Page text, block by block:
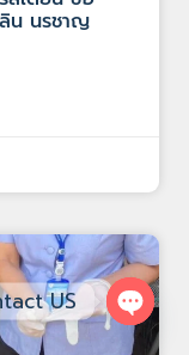
น นรชาญ
US